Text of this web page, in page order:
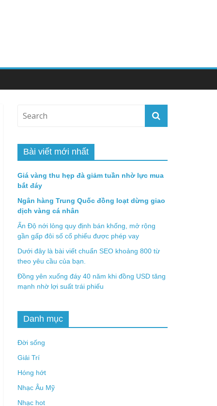
Bài viết mới nhất
Giá vàng thu hẹp đà giảm tuần nhờ lực mua
bắt đáy
Ngân hàng Trung Quốc đồng loạt dừng giao
dịch vàng cá nhân
Ấn Độ nới lỏng quy định bán khống, mở rộng
gần gấp đôi số cổ phiếu được phép vay
Dưới đây là bài viết chuẩn SEO khoảng 800 từ
theo yêu cầu của bạn.
Đồng yên xuống đáy 40 năm khi đồng USD tăng
mạnh nhờ lợi suất trái phiếu
Danh mục
Đời sống
Giải Trí
Hóng hớt
Nhạc Âu Mỹ
Nhạc hot